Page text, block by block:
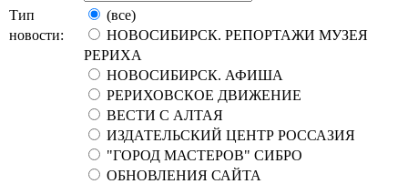
Тип
новости:
(все)
НОВОСИБИРСК. РЕПОРТАЖИ МУЗЕЯ
РЕРИХА
НОВОСИБИРСК. АФИША
РЕРИХОВСКОЕ ДВИЖЕНИЕ
ВЕСТИ С АЛТАЯ
ИЗДАТЕЛЬСКИЙ ЦЕНТР РОССАЗИЯ
"ГОРОД МАСТЕРОВ" СИБРО
ОБНОВЛЕНИЯ САЙТА